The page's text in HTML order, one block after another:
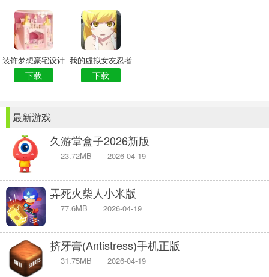
装饰梦想豪宅设计
下载
我的虚拟女友忍者
下载
最新游戏
久游堂盒子2026新版
23.72MB 2026-04-19
弄死火柴人小米版
77.6MB 2026-04-19
挤牙膏(Antistress)手机正版
31.75MB 2026-04-19